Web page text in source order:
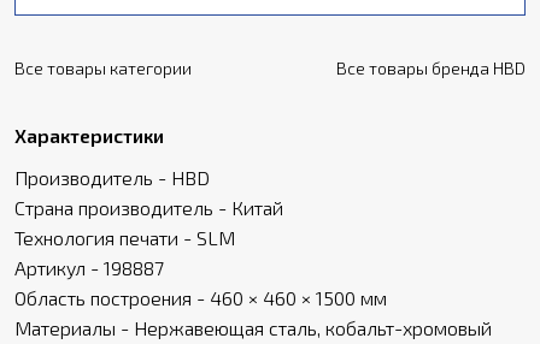
Все товары категории Все товары бренда HBD
Характеристики
Производитель - HBD
Страна производитель - Китай
Технология печати - SLM
Артикул - 198887
Область построения - 460 × 460 × 1500 мм
Материалы - Нержавеющая сталь, кобальт-хромовый